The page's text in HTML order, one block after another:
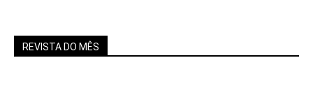
REVISTA DO MÊS